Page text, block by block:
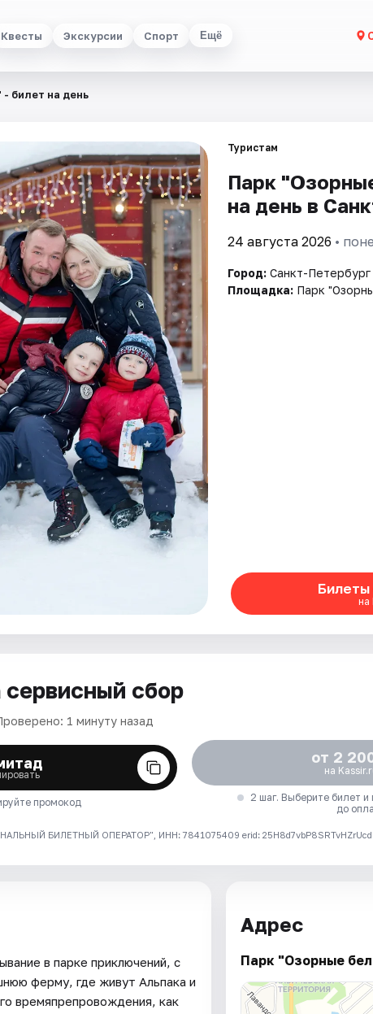
Квесты Экскурсии Спорт Ещё
билет на день
Туристам
Парк
на день в
24 августа 2026 •
Город: Санкт-Петербург
Площадка: Парк
Билеты
на
сервисный сбор
1 минуту назад
промокод
от 2
на
2 шаг. Выберите билет
до
БИЛЕТНЫЙ ОПЕРАТОР", ИНН: 7841075409 erid:
в парке приключений, с
ферму, где живут Альпака и
времяпрепровождения, как
Адрес
Парк "Озорные